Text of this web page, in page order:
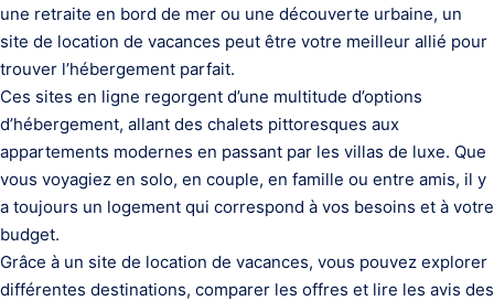
une retraite en bord de mer ou une découverte urbaine, un
site de location de vacances peut être votre meilleur allié pour
trouver l’hébergement parfait.
Ces sites en ligne regorgent d’une multitude d’options
d’hébergement, allant des chalets pittoresques aux
appartements modernes en passant par les villas de luxe. Que
vous voyagiez en solo, en couple, en famille ou entre amis, il y
a toujours un logement qui correspond à vos besoins et à votre
budget.
Grâce à un site de location de vacances, vous pouvez explorer
différentes destinations, comparer les offres et lire les avis des